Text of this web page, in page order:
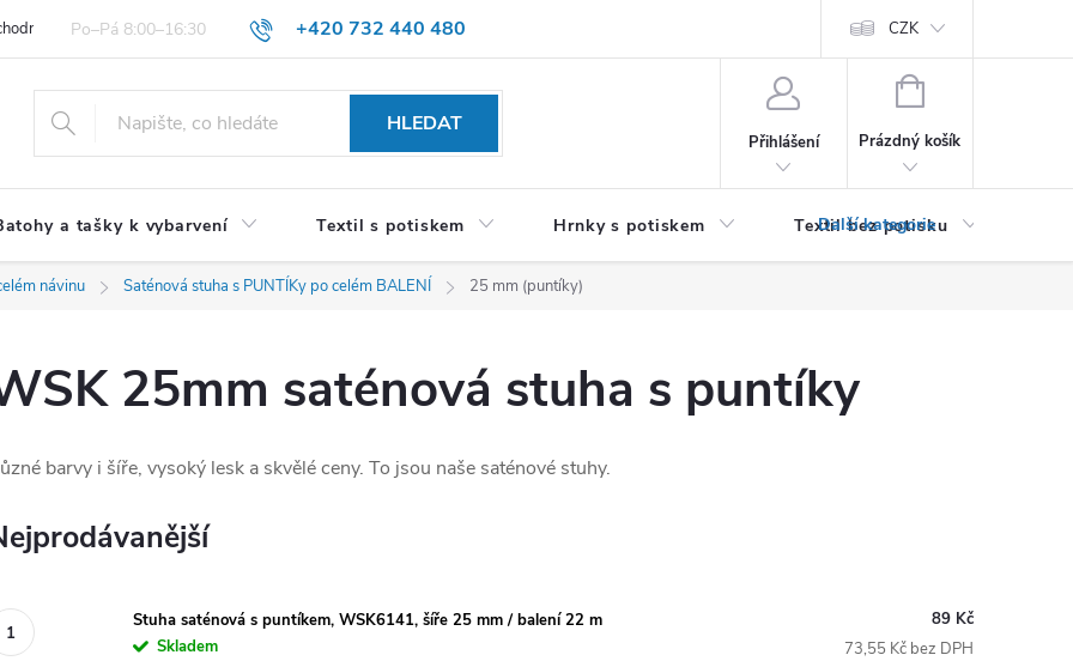
+420 732 440 480
podmínky pro spotřebitele VŠEOBECNÉ OBCHODNÍ PODMÍNKY PRO PODNIKATELE (B2B) Podmínky ochrany osobních údajů
CZK
HLEDAT
Přihlášení
NÁKUPNÍ
Prázdný košík
a tašky k vybarvení Textil s potiskem Hrnky s potiskem Textil bez potisku
návinu Saténová stuha s PUNTÍKy po celém BALENÍ 25 mm (puntíky)
25mm saténová stuha s puntíky
barvy i šíře, vysoký lesk a skvělé ceny. To jsou naše saténové stuhy.
Stuha saténová s puntíkem, WSK6141, šíře 25 mm / balení 22 m
Skladem
89 Kč
73,55 Kč bez DPH